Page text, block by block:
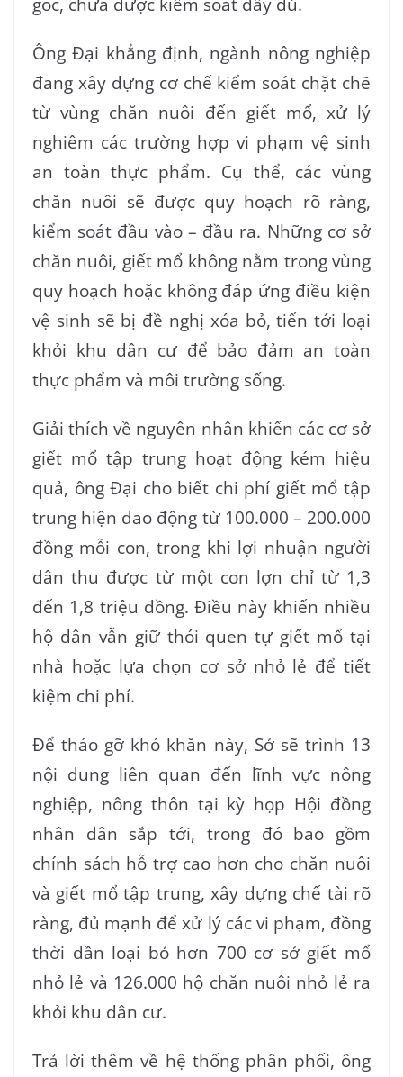
Ông Đại khẳng định, ngành nông nghiệp
đang xây dựng cơ chế kiểm soát chặt chẽ
từ vùng chăn nuôi đến giết mổ, xử lý
nghiêm các trường hợp vi phạm vệ sinh
an toàn thực phẩm. Cụ thể, các vùng
chăn nuôi sẽ được quy hoạch rõ ràng,
kiểm soát đầu vào – đầu ra. Những cơ sở
chăn nuôi, giết mổ không nằm trong vùng
quy hoạch hoặc không đáp ứng điều kiện
vệ sinh sẽ bị đề nghị xóa bỏ, tiến tới loại
khỏi khu dân cư để bảo đảm an toàn
thực phẩm và môi trường sống.
Giải thích về nguyên nhân khiến các cơ sở
giết mổ tập trung hoạt động kém hiệu
quả, ông Đại cho biết chi phí giết mổ tập
trung hiện dao động từ 100.000 – 200.000
đồng mỗi con, trong khi lợi nhuận người
dân thu được từ một con lợn chỉ từ 1,3
đến 1,8 triệu đồng. Điều này khiến nhiều
hộ dân vẫn giữ thói quen tự giết mổ tại
nhà hoặc lựa chọn cơ sở nhỏ lẻ để tiết
kiệm chi phí.
Để tháo gỡ khó khăn này, Sở sẽ trình 13
nội dung liên quan đến lĩnh vực nông
nghiệp, nông thôn tại kỳ họp Hội đồng
nhân dân sắp tới, trong đó bao gồm
chính sách hỗ trợ cao hơn cho chăn nuôi
và giết mổ tập trung, xây dựng chế tài rõ
ràng, đủ mạnh để xử lý các vi phạm, đồng
thời dần loại bỏ hơn 700 cơ sở giết mổ
nhỏ lẻ và 126.000 hộ chăn nuôi nhỏ lẻ ra
khỏi khu dân cư.
Trả lời thêm về hệ thống phân phối, ông